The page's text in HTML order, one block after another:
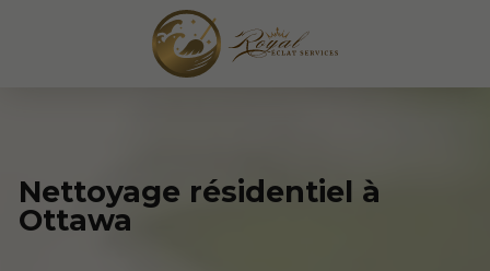
Nettoyage résidentiel à
Ottawa